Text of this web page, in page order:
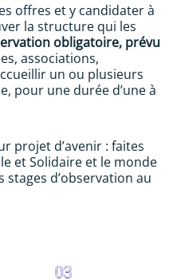
offres et y candidater à
la structure qui les
obligatoire, prévu
associations,
un ou plusieurs
pour une durée d’une à
projet d’avenir : faites
et Solidaire et le monde
d’observation au